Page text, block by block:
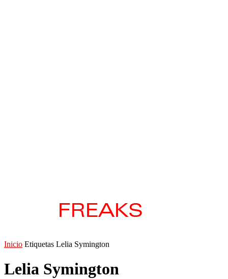
Inicio Etiquetas Lelia Symington
Lelia Symington